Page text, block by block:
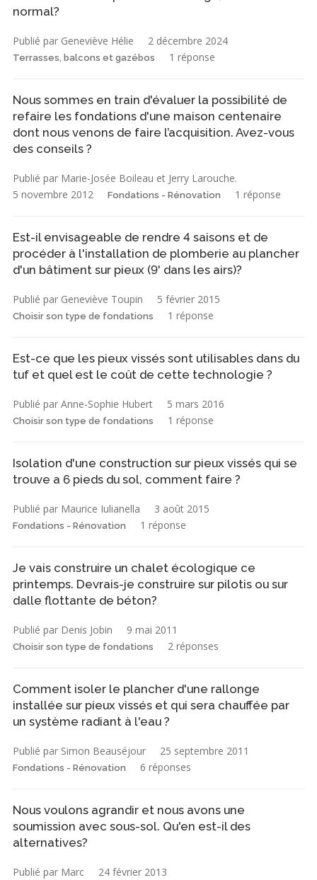
normal?
Publié par Geneviève Hélie 2 décembre 2024
Terrasses, balcons et gazébos 1 réponse
Nous sommes en train d'évaluer la possibilité de
refaire les fondations d'une maison centenaire
dont nous venons de faire l’acquisition. Avez-vous
des conseils ?
Publié par Marie-Josée Boileau et Jerry Larouche.
5 novembre 2012
Fondations - Rénovation 1 réponse
Est-il envisageable de rendre 4 saisons et de
procéder à l'installation de plomberie au plancher
d'un bâtiment sur pieux (9' dans les airs)?
Publié par Geneviève Toupin 5 février 2015
Choisir son type de fondations 1 réponse
Est-ce que les pieux vissés sont utilisables dans du
tuf et quel est le coût de cette technologie ?
Publié par Anne-Sophie Hubert 5 mars 2016
Choisir son type de fondations 1 réponse
Isolation d'une construction sur pieux vissés qui se
trouve a 6 pieds du sol, comment faire ?
Publié par Maurice Iulianella 3 août 2015
Fondations - Rénovation 1 réponse
Je vais construire un chalet écologique ce
printemps. Devrais-je construire sur pilotis ou sur
dalle flottante de béton?
Publié par Denis Jobin 9 mai 2011
Choisir son type de fondations 2 réponses
Comment isoler le plancher d'une rallonge
installée sur pieux vissés et qui sera chauffée par
un système radiant à l'eau ?
Publié par Simon Beauséjour 25 septembre 2011
Fondations - Rénovation 6 réponses
Nous voulons agrandir et nous avons une
soumission avec sous-sol. Qu'en est-il des
alternatives?
Publié par Marc 24 février 2013